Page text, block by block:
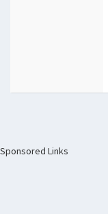
Sponsored Links